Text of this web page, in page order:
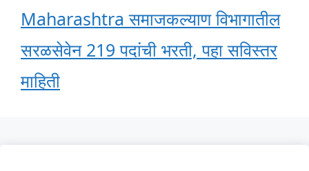
Maharashtra समाजकल्याण विभागातील
सरळसेवेन 219 पदांची भरती, पहा सविस्तर
माहिती